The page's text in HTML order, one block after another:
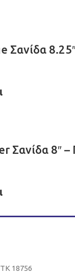
Σανίδα
Σανίδα
18756